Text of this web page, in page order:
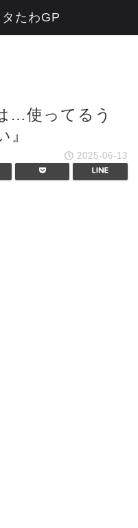
…使ってるう
2025-06-13
たわGP